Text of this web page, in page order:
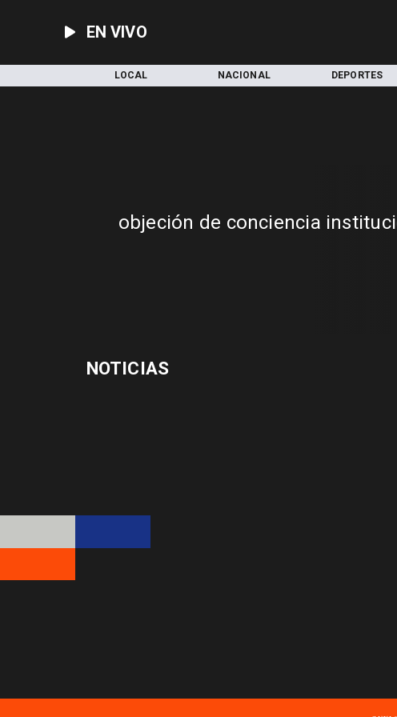
EN VIVO
LOCAL NACIONAL DEPORTES
objeción de conciencia
NOTICIAS